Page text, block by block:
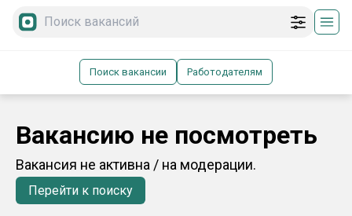
Поиск вакансии Работодателям
Вакансию не посмотреть
Вакансия не активна / на модерации.
Перейти к поиску